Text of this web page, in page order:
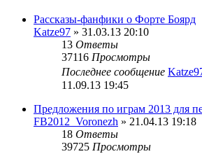
Рассказы-фанфики о Форте Боярд
Katze97 » 31.03.13 20:10
13 Ответы
37116 Просмотры
Последнее сообщение
11.09.13 19:45
Предложения по играм 2013 для
FB2012_Voronezh » 21.04.13 19:18
18 Ответы
39725 Просмотры